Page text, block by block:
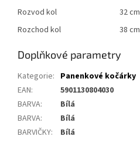
Rozvod kol
32 cm
Rozchod kol
38 cm
Doplňkové parametry
Kategorie: Panenkové kočárky
EAN:
5901130804030
BARVA:
Bílá
BARVA:
Bílá
BARVIČKY: Bílá